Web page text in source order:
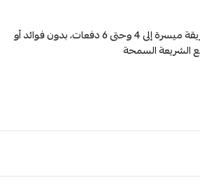
قسم دفعاتك بطريقة ميسرة إلى 4 وحتى 6 دفعات، بدون فوائد أو
الشريعة السمحة